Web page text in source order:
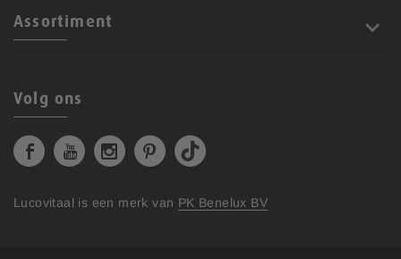
Assortiment
Volg ons
Lucovitaal is een merk van PK Benelux BV